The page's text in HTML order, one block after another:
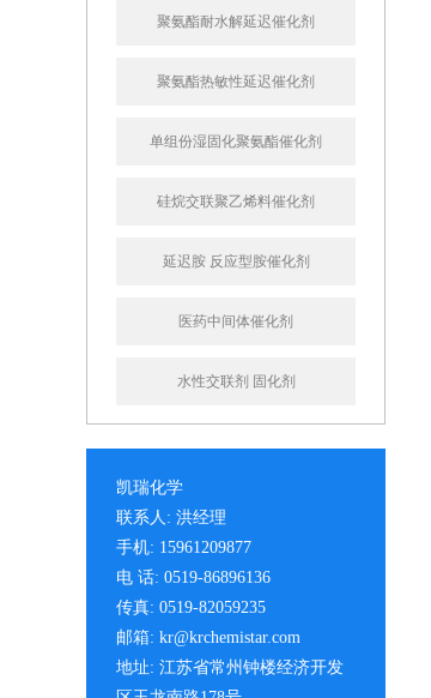
聚氨酯耐水解延迟催化剂
聚氨酯热敏性延迟催化剂
单组份湿固化聚氨酯催化剂
硅烷交联聚乙烯料催化剂
延迟胺 反应型胺催化剂
医药中间体催化剂
水性交联剂 固化剂
凯瑞化学
联系人: 洪经理
手机: 15961209877
电 话: 0519-86896136
传真: 0519-82059235
邮箱: kr@krchemistar.com
地址: 江苏省常州钟楼经济开发